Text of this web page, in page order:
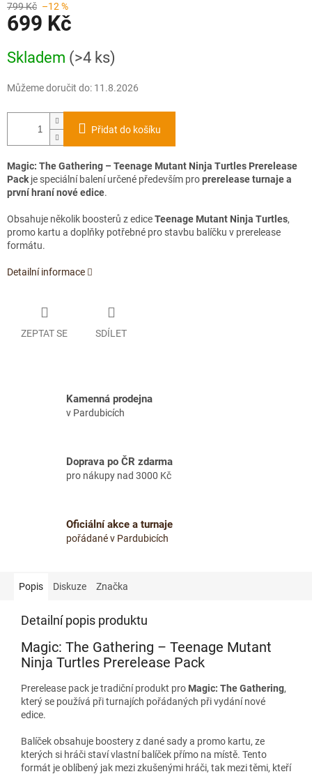
799 Kč –12 %
699 Kč
cena:
Skladem (>4 ks)
Můžeme doručit do: 11.8.2026
Přidat do košíku
Magic: The Gathering – Teenage Mutant Ninja Turtles Prerelease
Packje speciální balení určené především proprerelease turnaje a
první hraní nové edice.
Obsahuje několik boosterů z ediceTeenage Mutant Ninja Turtles,
promo kartu a doplňky potřebné pro stavbu balíčku v prerelease
formátu.
Detailní informace
ZEPTAT SE SDÍLET
Kamenná prodejna
v Pardubicích
Doprava po ČR zdarma
pro nákupy nad 3000 Kč
Oficiální akce a turnaje
pořádané v Pardubicích
Popis Diskuze Značka
Detailní popis produktu
Magic: The Gathering – Teenage Mutant
Ninja Turtles Prerelease Pack
Prerelease pack je tradiční produkt pro Magic: The Gathering,
který se používá při turnajích pořádaných při vydání nové
edice.
Balíček obsahuje boostery z dané sady a promo kartu, ze
kterých si hráči staví vlastní balíček přímo na místě. Tento
formát je oblíbený jak mezi zkušenými hráči, tak mezi těmi, kteří